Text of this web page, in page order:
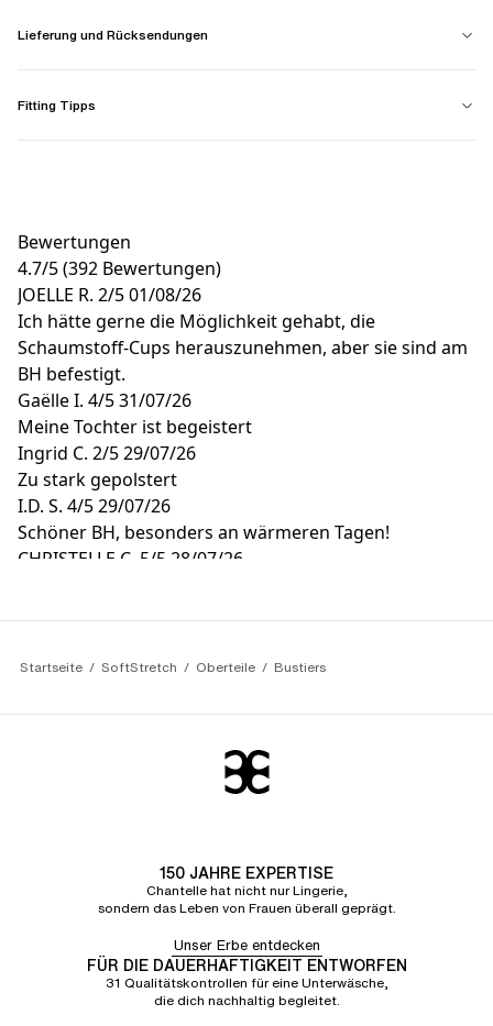
Lieferung und Rücksendungen
Fitting Tipps
Bewertungen
4.7/5(392 Bewertungen)
JOELLE R. 2/501/08/26
Ich hätte gerne die Möglichkeit gehabt, die
Schaumstoff-Cups herauszunehmen, aber sie sind am
BH befestigt.
Gaëlle I. 4/531/07/26
Meine Tochter ist begeistert
Ingrid C. 2/529/07/26
Zu stark gepolstert
I.D. S. 4/529/07/26
Schöner BH, besonders an wärmeren Tagen!
CHRISTELLE C. 5/5 28/07/26
Startseite SoftStretch Oberteile Bustiers
150 JAHRE EXPERTISE
Chantelle hat nicht nur Lingerie,
sondern das Leben von Frauen überall geprägt.
Unser Erbe entdecken
FÜR DIE DAUERHAFTIGKEIT ENTWORFEN
31 Qualitätskontrollen für eine Unterwäsche,
die dich nachhaltig begleitet.